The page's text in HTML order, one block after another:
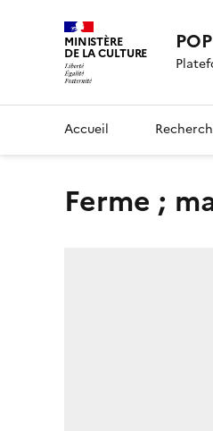
MINISTÈRE
DE LA CULTURE POP
Accueil
Ferme ;